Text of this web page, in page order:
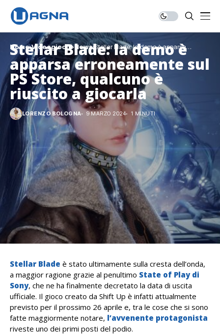
Home Videogiochi News Stellar Blade: la demo è apparsa
erroneamente sul PS Store, qualcuno è
riuscito a giocarla
Stellar Blade: la demo è
apparsa erroneamente sul
PS Store, qualcuno è
riuscito a giocarla
LORENZO BOLOGNA 9 MARZO 2024 1 MINUTI
Stellar Blade è stato ultimamente sulla cresta dell’onda,
a maggior ragione grazie al penultimo State of Play di
Sony, che ne ha finalmente decretato la data di uscita
ufficiale. Il gioco creato da Shift Up è infatti attualmente
previsto per il prossimo 26 aprile e, tra le cose che si sono
fatte maggiormente notare, l’avvenente protagonista
riveste uno dei primi posti del podio.